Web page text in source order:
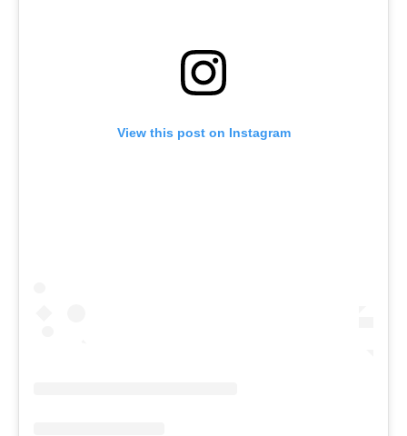
View this post on Instagram